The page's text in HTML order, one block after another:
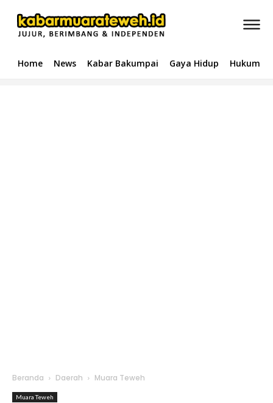
Home News Kabar Bakumpai Gaya Hidup Hukum &
Beranda Daerah Muara Teweh
Muara Teweh